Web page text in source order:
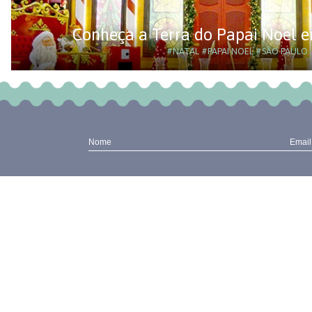
Conheça a Terra do Papai Noel
#NATAL#PAPAI NOEL#SÃO PAULO
Nome Email